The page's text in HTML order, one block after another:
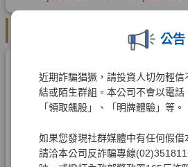
公告
近期詐騙猖獗，請投資人切勿輕
結或陌生群組。本公司不會以電話
「領取飆股」、「明牌體驗」等。
如果您發現社群媒體中有任何假借
請洽本公司反詐騙專線